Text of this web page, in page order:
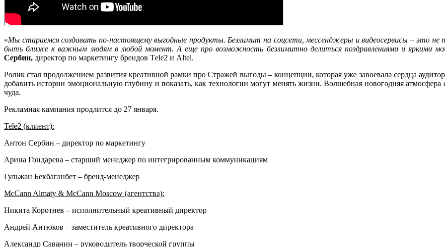
«Мы стараемся создавать по-настоящему выгодные продукты. Безлимит на соцсети, мессенджеры и видеосервисы – это
быть ближе к важным людям в любой момент. А еще про возможность безлимитно делиться поздравлениями и яркими
Сербин, директор по маркетингу брендов Тele2 и Altel.
Ролик стал продолжением развития креативной рамки про Стражей выгоды – концепции, которая уже завоевала сердца
добавить истории эмоциональную глубину и показать, как технологии могут менять жизни. Волшебная новогодняя
чуда.
Рекламная кампания продлится до 27 января.
Tele2 (клиент):
Антон Сербин – директор по маркетингу
Арина Гондарева – старший менеджер по интегрированным коммуникациям
Гульжан Бекбаганбет – бренд-менеджер
MсCann Almaty & McCann Moscow (агентства):
Никита Коротнев – исполнительный креативный директор
Андрей Антюков – заместитель креативного директора
Александр Саванин – руководитель творческой группы